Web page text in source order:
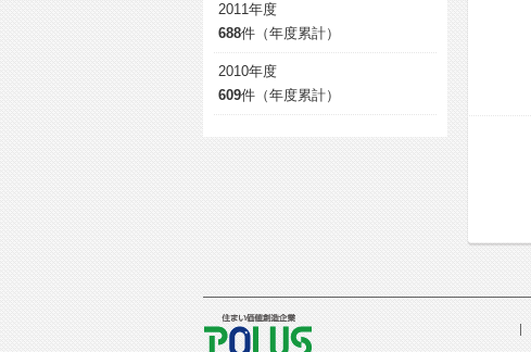
2011年度
688件（年度累計）
2010年度
609件（年度累計）